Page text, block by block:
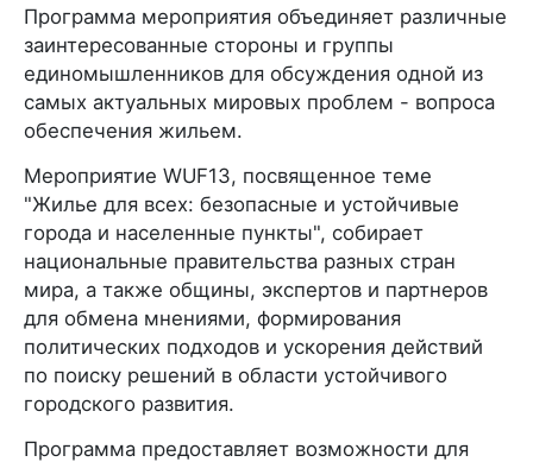
Программа мероприятия объединяет различные
заинтересованные стороны и группы
единомышленников для обсуждения одной из
самых актуальных мировых проблем - вопроса
обеспечения жильем.
Мероприятие WUF13, посвященное теме
"Жилье для всех: безопасные и устойчивые
города и населенные пункты", собирает
национальные правительства разных стран
мира, а также общины, экспертов и партнеров
для обмена мнениями, формирования
политических подходов и ускорения действий
по поиску решений в области устойчивого
городского развития.
Программа предоставляет возможности для